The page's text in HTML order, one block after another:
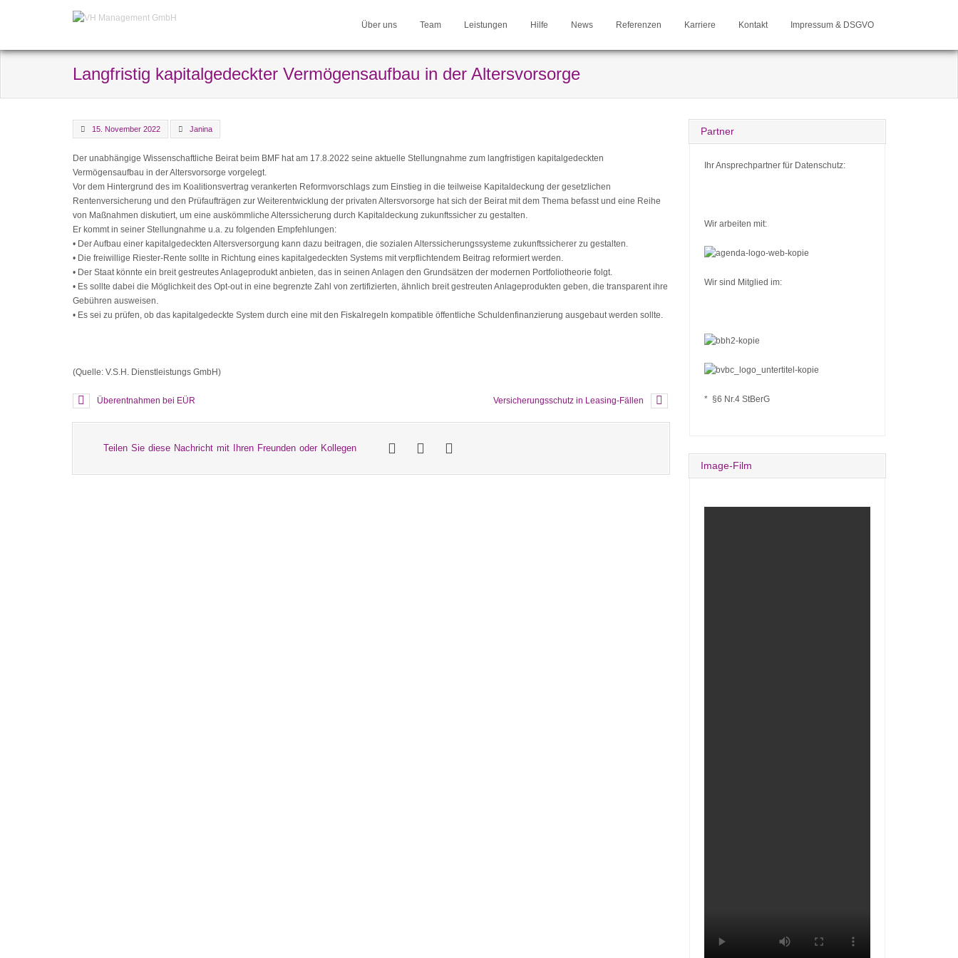
Über uns Team Leistungen Hilfe News Referenzen Karriere Kontakt Impressum & DSGVO
Langfristig kapitalgedeckter Vermögensaufbau in der Altersvorsorge
15. November 2022 Janina
Der unabhängige Wissenschaftliche Beirat beim BMF hat am 17.8.2022 seine aktuelle Stellungnahme zum langfristigen kapitalgedeckten
Vermögensaufbau in der Altersvorsorge vorgelegt.
Vor dem Hintergrund des im Koalitionsvertrag verankerten Reformvorschlags zum Einstieg in die teilweise Kapitaldeckung der gesetzlichen
Rentenversicherung und den Prüfaufträgen zur Weiterentwicklung der privaten Altersvorsorge hat sich der Beirat mit dem Thema befasst und eine Reihe
von Maßnahmen diskutiert, um eine auskömmliche Alterssicherung durch Kapitaldeckung zukunftssicher zu gestalten.
Er kommt in seiner Stellungnahme u.a. zu folgenden Empfehlungen:
• Der Aufbau einer kapitalgedeckten Altersversorgung kann dazu beitragen, die sozialen Alterssicherungssysteme zukunftssicherer zu gestalten.
• Die freiwillige Riester-Rente sollte in Richtung eines kapitalgedeckten Systems mit verpflichtendem Beitrag reformiert werden.
• Der Staat könnte ein breit gestreutes Anlageprodukt anbieten, das in seinen Anlagen den Grundsätzen der modernen Portfoliotheorie folgt.
• Es sollte dabei die Möglichkeit des Opt-out in eine begrenzte Zahl von zertifizierten, ähnlich breit gestreuten Anlageprodukten geben, die transparent ihre
Gebühren ausweisen.
• Es sei zu prüfen, ob das kapitalgedeckte System durch eine mit den Fiskalregeln kompatible öffentliche Schuldenfinanzierung ausgebaut werden sollte.
(Quelle: V.S.H. Dienstleistungs GmbH)
Überentnahmen bei EÜR Versicherungsschutz in Leasing-Fällen
Teilen Sie diese Nachricht mit Ihren Freunden oder Kollegen
Partner
Ihr Ansprechpartner für Datenschutz:
Wir arbeiten mit:
Wir sind Mitglied im:
* §6 Nr.4 StBerG
Image-Film